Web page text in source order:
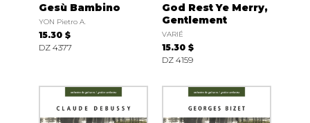
Gesù Bambino
YON Pietro A.
15.30 $
DZ 4377
God Rest Ye Merry,
Gentlement
VARIÉ
15.30 $
DZ 4159